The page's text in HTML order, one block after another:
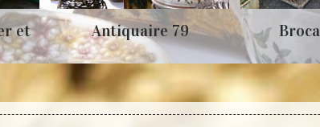
et
Antiquaire 79